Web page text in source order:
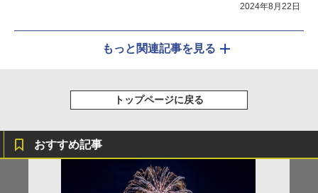
2024年8月22日
もっと関連記事を見る
トップページに戻る
おすすめ記事